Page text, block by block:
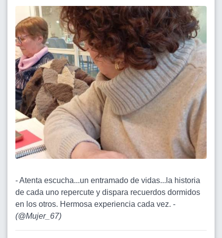
- Atenta escucha...un entramado de vidas...la historia
de cada uno repercute y dispara recuerdos dormidos
en los otros. Hermosa experiencia cada vez. -
(@Mujer_67)